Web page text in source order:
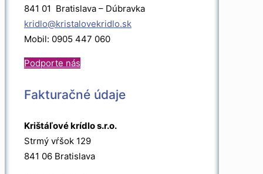
841 01 Bratislava – Dúbravka
kridlo@kristalovekridlo.sk
Mobil: 0905 447 060
Podporte nás
Fakturačné údaje
Krištáľové krídlo s.r.o.
Strmý vŕšok 129
841 06 Bratislava